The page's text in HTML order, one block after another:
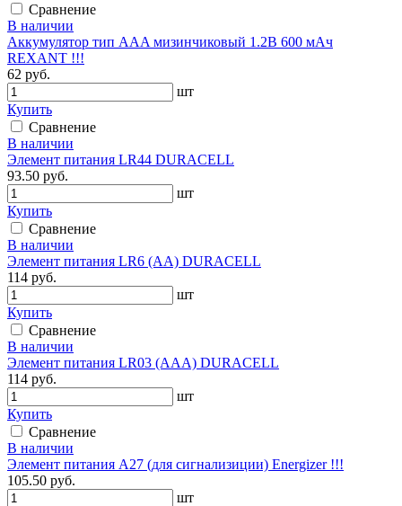
Сравнение
В наличии
Аккумулятор тип AAA мизинчиковый 1.2В 600 мАч
REXANT !!!
62 руб.
шт
Купить
Сравнение
В наличии
Элемент питания LR44 DURACELL
93.50 руб.
шт
Купить
Сравнение
В наличии
Элемент питания LR6 (AA) DURACELL
114 руб.
шт
Купить
Сравнение
В наличии
Элемент питания LR03 (ААА) DURACELL
114 руб.
шт
Купить
Сравнение
В наличии
Элемент питания A27 (для сигнализиции) Energizer !!!
105.50 руб.
шт